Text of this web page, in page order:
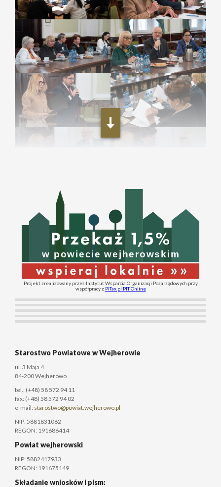
Projekt zrealizowany przez Instytut Wsparcia Organizacji Pozarządowych przy
współpracy z PITax.pl PIT Online
Starostwo Powiatowe w Wejherowie
ul. 3 Maja 4
84-200 Wejherowo
tel.: (+48) 58 572 94 11
fax: (+48) 58 572 94 02
e-mail: starostwo@powiat.wejherowo.pl
NIP: 5881831062
REGON: 191686414
Powiat wejherowski
NIP: 5882417933
REGON: 191675149
Składanie wniosków i pism: